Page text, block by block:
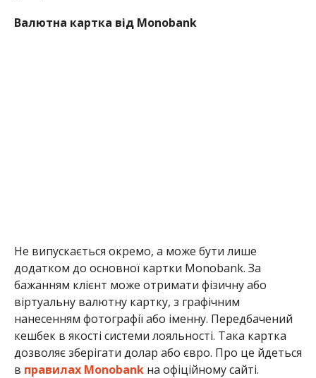
Валютна картка від Monobank
Не випускається окремо, а може бути лише
додатком до основної картки Monobank. За
бажанням клієнт може отримати фізичну або
віртуальну валютну картку, з графічним
нанесенням фотографії або іменну. Передбачений
кешбек в якості системи лояльності. Така картка
дозволяє зберігати долар або євро. Про це йдеться
в правилах Monobankна офіційному сайті.